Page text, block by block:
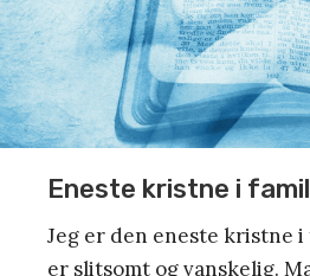
Eneste kristne i
Jeg er den eneste kristne
er slitsomt og vanskelig.